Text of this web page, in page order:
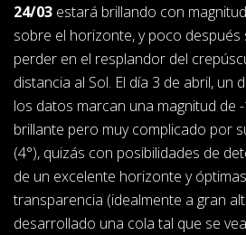
24/03 estará brillando con
sobre el horizonte, y poco después
perder en el resplandor del
distancia al Sol. El día 3 de abril, un
los datos marcan una magnitud de
brillante pero muy complicado por
(4°), quizás con posibilidades de
de un excelente horizonte y
transparencia (idealmente a gran
desarrollado una cola tal que se